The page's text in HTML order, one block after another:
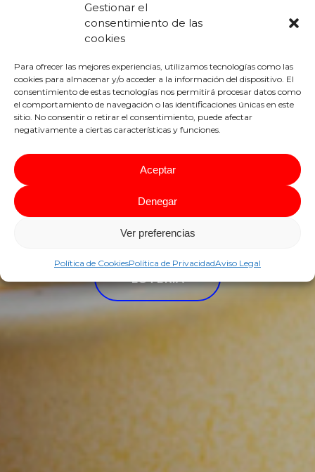
Gestionar el
consentimiento de las
cookies
Para ofrecer las mejores experiencias, utilizamos tecnologías como las
cookies para almacenar y/o acceder a la información del dispositivo. El
consentimiento de estas tecnologías nos permitirá procesar datos como
el comportamiento de navegación o las identificaciones únicas en este
sitio. No consentir o retirar el consentimiento, puede afectar
negativamente a ciertas características y funciones.
Aceptar
Denegar
Ver preferencias
Política de CookiesPolítica de PrivacidadAviso Legal
Disfruta de nuestros deliciosos
desayunos y meriendas.
Loterías del Estado!
CAFETERÍA
LOTERÍA